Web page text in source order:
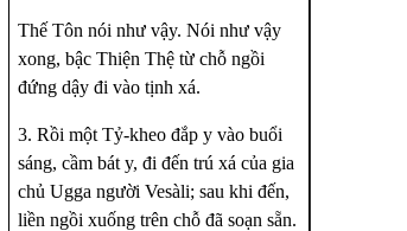
Thế Tôn nói như vậy. Nói như vậy
xong, bậc Thiện Thệ từ chỗ ngồi
đứng dậy đi vào tịnh xá.
3. Rồi một Tỷ-kheo đắp y vào buổi
sáng, cầm bát y, đi đến trú xá của gia
chủ Ugga người Vesàli; sau khi đến,
liền ngồi xuống trên chỗ đã soạn sẵn.